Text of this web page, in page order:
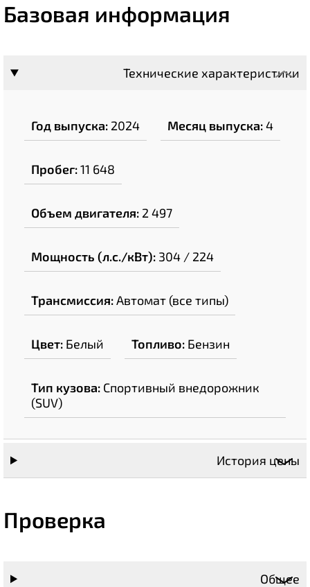
Базовая информация
Технические характеристики
Год выпуска: 2024 Месяц выпуска:4
Пробег:11 648
Объем двигателя: 2 497
Мощность (л.с./кВт): 304 / 224
Трансмиссия:Автомат (все типы)
Цвет: Белый Топливо: Бензин
Тип кузова: Спортивный внедорожник
(SUV)
История цены
Проверка
Общее